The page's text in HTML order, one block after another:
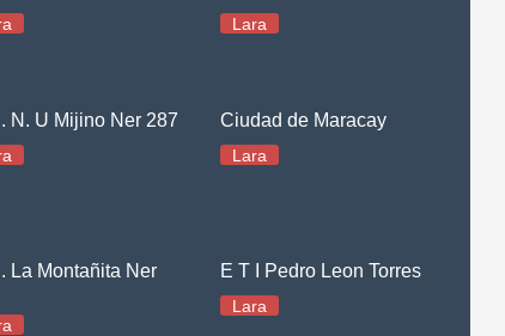
Lara
N. U Mijino Ner 287 Ciudad de Maracay
Lara
La Montañita Ner
E T I Pedro Leon Torres
Lara